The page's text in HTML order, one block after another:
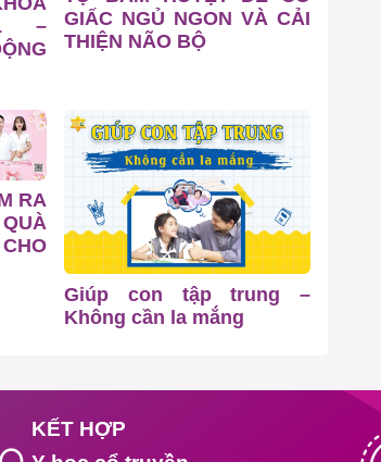
–
GIẤC NGỦ NGON VÀ CẢI
THIỆN NÃO BỘ
RA
Giúp con tập trung –
Không cần la mắng
KẾT HỢP